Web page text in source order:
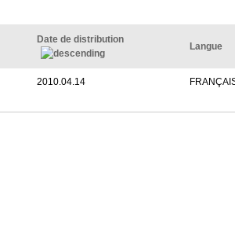
Date de distribution
Langue
2010.04.14